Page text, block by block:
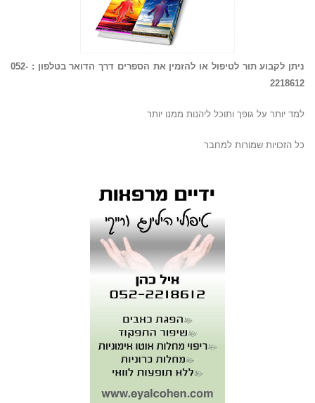
ניתן לקבוע תור לטיפול או להזמין את הספרים דרך הדואר בטלפון : 052-
2218612
למד יותר על גופך ותוכל ליהנות ממנו יותר
כל הזכויות שמורות למחבר